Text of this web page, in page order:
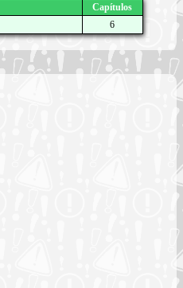
Capítulos
6